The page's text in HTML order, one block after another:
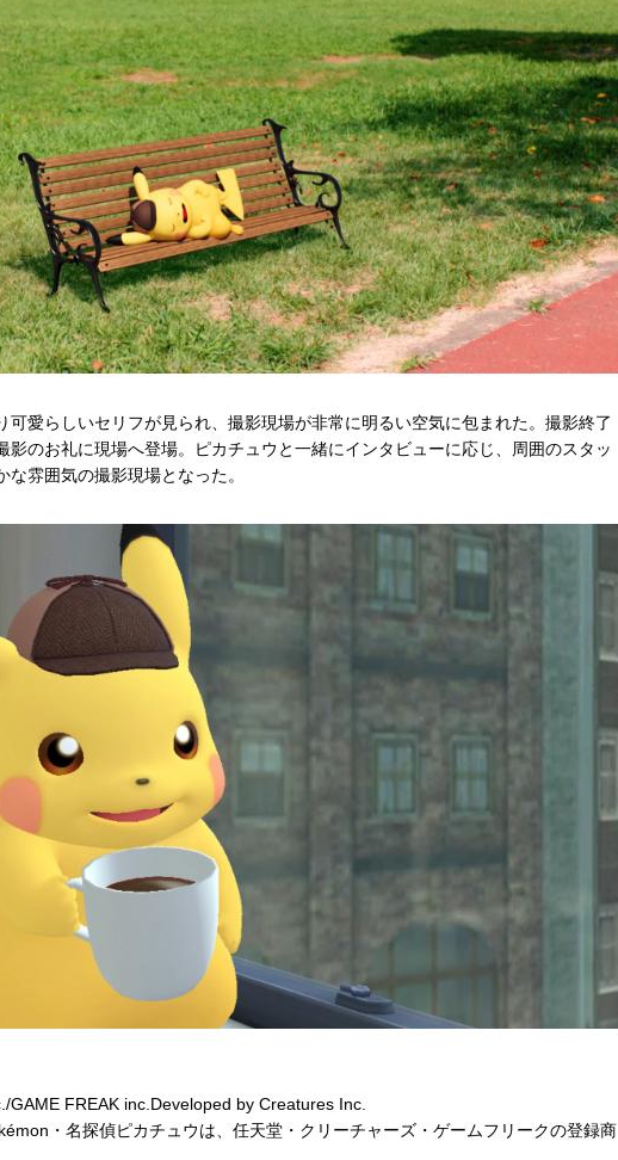
可愛らしいセリフが見られ、撮影現場が非常に明るい空気に包まれた。撮影終了
影のお礼に現場へ登場。ピカチュウと一緒にインタビューに応じ、周囲のスタッ
雰囲気の撮影現場となった。
FREAK inc.Developed by Creatures Inc.
・名探偵ピカチュウは、任天堂・クリーチャーズ・ゲームフリークの登録商